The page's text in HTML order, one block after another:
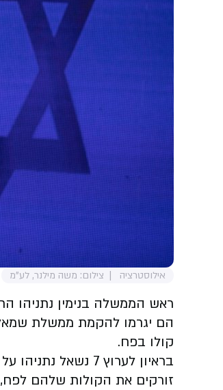
אילוסטרציה צילום: משה מילנר, לע"מ
ראש הממשלה בנימין נתניהו
הם יגרמו להקמת ממשלת
קולו בפח.
בראיון לערוץ 7
זורקים את הקולות שלהם